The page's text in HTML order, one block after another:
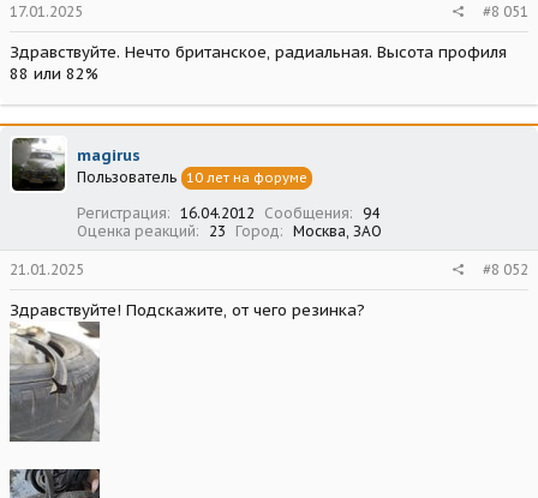
17.01.2025 #8 051
Здравствуйте. Нечто британское, радиальная. Высота профиля
88 или 82%
magirus
Пользователь 10 лет на форуме
Регистрация 16.04.2012 Сообщения
94
Оценка реакций
23 Город Москва, ЗАО
21.01.2025 #8 052
Здравствуйте! Подскажите, от чего резинка?